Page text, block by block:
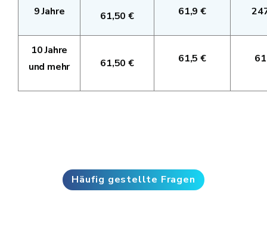
9 Jahre 61,50 € 61,9 €
10 Jahre
und mehr
61,50 € 61,5 €
Häufig gestellte Fragen